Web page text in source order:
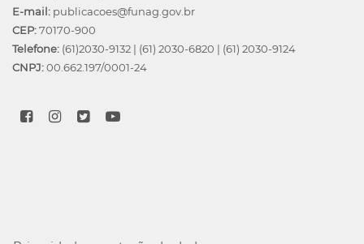
E-mail: publicacoes@funag.gov.br
CEP:70170-900
Telefone: (61)2030-9132 | (61) 2030-6820 | (61) 2030-9124
CNPJ:00.662.197/0001-24